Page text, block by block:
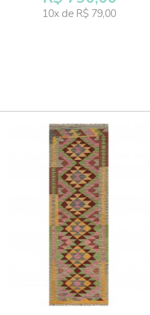
10x de R$ 79,00